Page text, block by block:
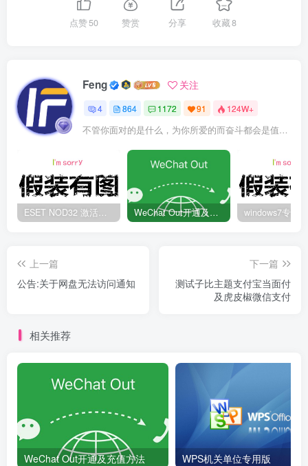
点赞50 赞赏 分享 收藏8
Feng 关注
4 864 1172 91 124W+
不管你面对的是什么，为你所爱的而奋斗都会是值得的
ESET NOD32 激活码 有效期至2022年 WeChat Out开通及充值方法
上一篇
公告:关于网盘无法访问通知
下一篇
测试子比主题支付宝当面付
及虎皮椒微信支付
相关推荐
WeChat Out开通及充值方法 WPS机关单位专用版